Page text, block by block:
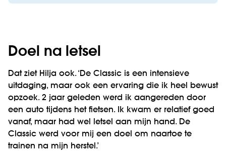
Doel na letsel
Dat ziet Hilja ook. ‘De Classic is een intensieve
uitdaging, maar ook een ervaring die ik heel bewust
opzoek. 2 jaar geleden werd ik aangereden door
een auto tijdens het fietsen. Ik kwam er relatief goed
vanaf, maar had wel letsel aan mijn hand. De
Classic werd voor mij een doel om naartoe te
trainen na mijn herstel.’